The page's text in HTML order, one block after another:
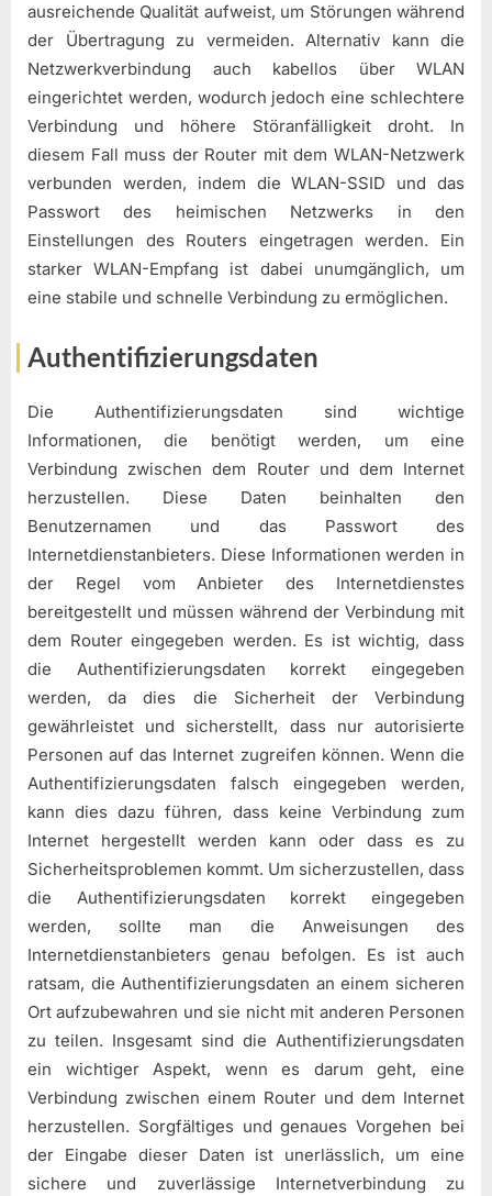
ausreichende Qualität aufweist, um Störungen während
der Übertragung zu vermeiden. Alternativ kann die
Netzwerkverbindung auch kabellos über WLAN
eingerichtet werden, wodurch jedoch eine schlechtere
Verbindung und höhere Störanfälligkeit droht. In
diesem Fall muss der Router mit dem WLAN-Netzwerk
verbunden werden, indem die WLAN-SSID und das
Passwort des heimischen Netzwerks in den
Einstellungen des Routers eingetragen werden. Ein
starker WLAN-Empfang ist dabei unumgänglich, um
eine stabile und schnelle Verbindung zu ermöglichen.
Authentifizierungsdaten
Die Authentifizierungsdaten sind wichtige
Informationen, die benötigt werden, um eine
Verbindung zwischen dem Router und dem Internet
herzustellen. Diese Daten beinhalten den
Benutzernamen und das Passwort des
Internetdienstanbieters. Diese Informationen werden in
der Regel vom Anbieter des Internetdienstes
bereitgestellt und müssen während der Verbindung mit
dem Router eingegeben werden. Es ist wichtig, dass
die Authentifizierungsdaten korrekt eingegeben
werden, da dies die Sicherheit der Verbindung
gewährleistet und sicherstellt, dass nur autorisierte
Personen auf das Internet zugreifen können. Wenn die
Authentifizierungsdaten falsch eingegeben werden,
kann dies dazu führen, dass keine Verbindung zum
Internet hergestellt werden kann oder dass es zu
Sicherheitsproblemen kommt. Um sicherzustellen, dass
die Authentifizierungsdaten korrekt eingegeben
werden, sollte man die Anweisungen des
Internetdienstanbieters genau befolgen. Es ist auch
ratsam, die Authentifizierungsdaten an einem sicheren
Ort aufzubewahren und sie nicht mit anderen Personen
zu teilen. Insgesamt sind die Authentifizierungsdaten
ein wichtiger Aspekt, wenn es darum geht, eine
Verbindung zwischen einem Router und dem Internet
herzustellen. Sorgfältiges und genaues Vorgehen bei
der Eingabe dieser Daten ist unerlässlich, um eine
sichere und zuverlässige Internetverbindung zu